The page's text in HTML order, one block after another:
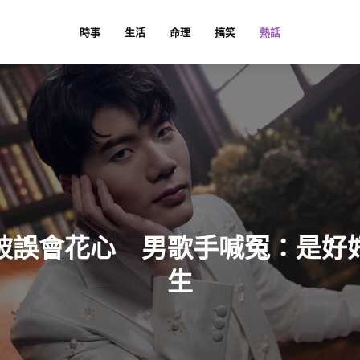
時事 生活 命理 搞笑 熱話
誤會花心 男歌手喊冤：是好
生